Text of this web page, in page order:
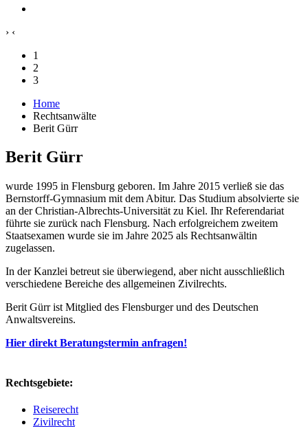
› ‹
1
2
3
Home
Rechtsanwälte
Berit Gürr
Berit Gürr
wurde 1995 in Flensburg geboren. Im Jahre 2015 verließ sie das
Bernstorff-Gymnasium mit dem Abitur. Das Studium absolvierte sie
an der Christian-Albrechts-Universität zu Kiel. Ihr Referendariat
führte sie zurück nach Flensburg. Nach erfolgreichem zweitem
Staatsexamen wurde sie im Jahre 2025 als Rechtsanwältin
zugelassen.
In der Kanzlei betreut sie überwiegend, aber nicht ausschließlich
verschiedene Bereiche des allgemeinen Zivilrechts.
Berit Gürr ist Mitglied des Flensburger und des Deutschen
Anwaltsvereins.
Hier direkt Beratungstermin anfragen!
Rechtsgebiete:
Reiserecht
Zivilrecht